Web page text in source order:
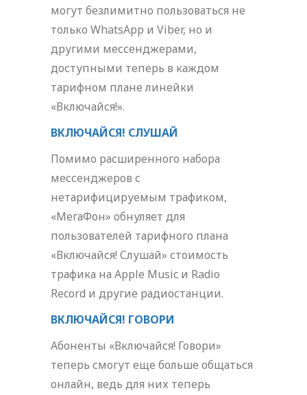
могут безлимитно пользоваться не
только WhatsApp и Viber, но и
другими мессенджерами,
доступными теперь в каждом
тарифном плане линейки
«Включайся!».
ВКЛЮЧАЙСЯ! СЛУШАЙ
Помимо расширенного набора
мессенджеров с
нетарифицируемым трафиком,
«МегаФон» обнуляет для
пользователей тарифного плана
«Включайся! Слушай» стоимость
трафика на Apple Music и Radio
Record и другие радиостанции.
ВКЛЮЧАЙСЯ! ГОВОРИ
Абоненты «Включайся! Говори»
теперь смогут еще больше общаться
онлайн, ведь для них теперь